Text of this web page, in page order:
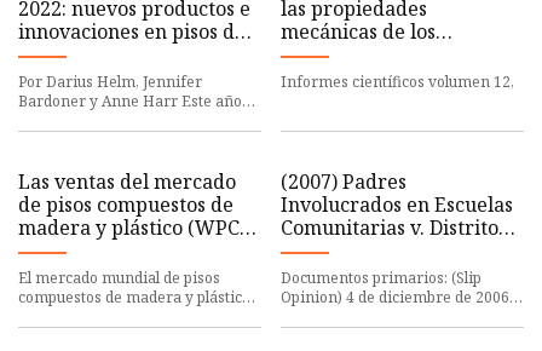
2022: nuevos productos e
innovaciones en pisos de
la feria anual
Por Darius Helm, Jennifer
Bardoner y Anne Harr Este año
las propiedades
mecánicas de los
compuestos de fibra de
madera/polipropileno
Informes científicos volumen 12,
Las ventas del mercado
de pisos compuestos de
madera y plástico (WPC)
alcanzarán los US$ 4,190
millones para 2033
El mercado mundial de pisos
compuestos de madera y plástico
(2007) Padres
Involucrados en Escuelas
Comunitarias v. Distrito
Escolar de Seattle No. 1 •
Documentos primarios: (Slip
Opinion) 4 de diciembre de 2006,